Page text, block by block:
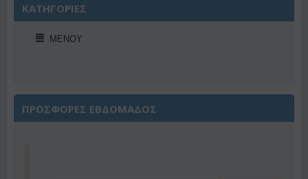
ΚΑΤΗΓΟΡΙΕΣ
ΜΕΝΟΎ
ΠΡΟΣΦΟΡΕΣ ΕΒΔΟΜΑΔΟΣ